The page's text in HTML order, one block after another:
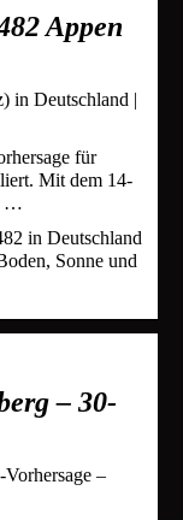
Appen
in Deutschland |
für
Mit dem 14-
…
in Deutschland
Sonne und
– 30-
–